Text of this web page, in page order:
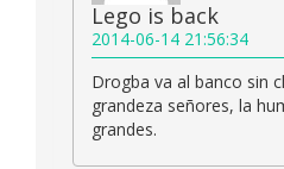
Lego is back
2014-06-14 21:56:34
Drogba va al banco sin
grandeza señores, la
grandes.